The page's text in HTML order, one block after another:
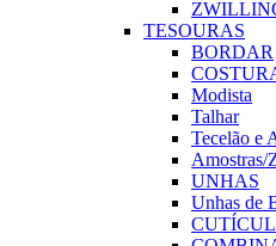
TESOURAS
BORDAR
Modista
Talhar
Tecelão e
Amostras/
UNHAS
Unhas de